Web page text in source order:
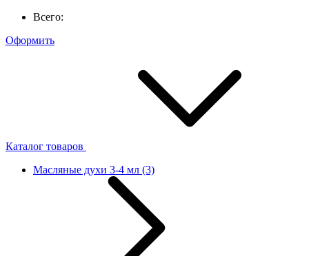
Всего:
Оформить
Каталог товаров
Масляные духи 3-4 мл (3)